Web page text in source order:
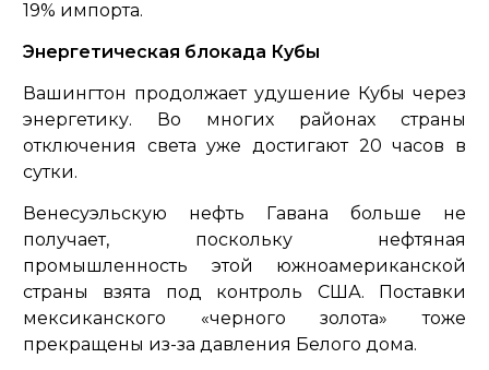
19% импорта.
Энергетическая блокада Кубы
Вашингтон продолжает удушение Кубы через
энергетику. Во многих районах страны
отключения света уже достигают 20 часов в
сутки.
Венесуэльскую нефть Гавана больше не
получает, поскольку нефтяная
промышленность этой южноамериканской
страны взята под контроль США. Поставки
мексиканского «черного золота» тоже
прекращены из-за давления Белого дома.